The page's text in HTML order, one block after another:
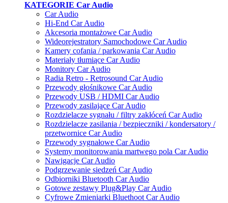
KATEGORIE Car Audio
Car Audio
Hi-End Car Audio
Akcesoria montażowe Car Audio
Wideorejestratory Samochodowe Car Audio
Kamery cofania / parkowania Car Audio
Materiały tłumiące Car Audio
Monitory Car Audio
Radia Retro - Retrosound Car Audio
Przewody głośnikowe Car Audio
Przewody USB / HDMI Car Audio
Przewody zasilające Car Audio
Rozdzielacze sygnału / filtry zakłóceń Car Audio
Rozdzielacze zasilania / bezpieczniki / kondersatory /
przetwornice Car Audio
Przewody sygnałowe Car Audio
Systemy monitorowania martwego pola Car Audio
Nawigacje Car Audio
Podgrzewanie siedzeń Car Audio
Odbiorniki Bluetooth Car Audio
Gotowe zestawy Plug&Play Car Audio
Cyfrowe Zmieniarki Bluethoot Car Audio